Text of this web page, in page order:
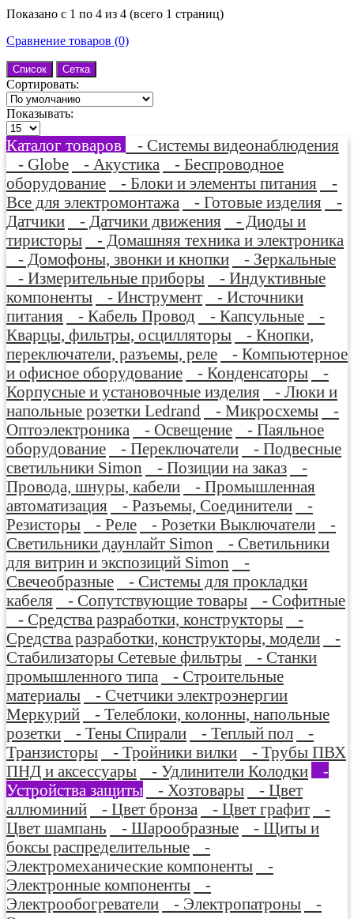
Показано с 1 по 4 из 4 (всего 1 страниц)
Сравнение товаров (0)
Список Сетка
Сортировать:
Показывать:
Каталог товаров
- Системы видеонаблюдения
- Globe
- Акустика
- Беспроводное
оборудование
- Блоки и элементы питания
-
Все для электромонтажа
- Готовые изделия
-
Датчики
- Датчики движения
- Диоды и
тиристоры
- Домашняя техника и электроника
- Домофоны, звонки и кнопки
- Зеркальные
- Измерительные приборы
- Индуктивные
компоненты
- Инструмент
- Источники
питания
- Кабель Провод - Капсульные
-
Кварцы, фильтры, осцилляторы
- Кнопки,
переключатели, разъемы, реле
- Компьютерное
и офисное оборудование
- Конденсаторы
-
Корпусные и установочные изделия
- Люки и
напольные розетки Ledrand
- Микросхемы
-
Оптоэлектроника
- Освещение
- Паяльное
оборудование
- Переключатели
- Подвесные
светильники Simon
- Позиции на заказ
-
Провода, шнуры, кабели
- Промышленная
автоматизация
- Разъемы, Соединители
-
Резисторы
- Реле - Розетки Выключатели
-
Светильники даунлайт Simon
- Светильники
для витрин и экспозиций Simon
-
Свечеобразные
- Системы для прокладки
кабеля
- Сопутствующие товары
- Софитные
- Средства разработки, конструкторы
-
Средства разработки, конструкторы, модели
-
Стабилизаторы Сетевые фильтры
- Станки
промышленного типа
- Строительные
материалы
- Счетчики электроэнергии
Меркурий
- Телеблоки, колонны, напольные
розетки
- Тены Спирали - Теплый пол
-
Транзисторы
- Тройники вилки
- Трубы ПВХ
ПНД и аксессуары
- Удлинители Колодки
-
Устройства защиты
- Хозтовары
- Цвет
аллюминий
- Цвет бронза - Цвет графит
-
Цвет шампань
- Шарообразные
- Щиты и
боксы распределительные
-
Электромеханические компоненты
-
Электронные компоненты
-
Электрообогреватели
- Электропатроны
-